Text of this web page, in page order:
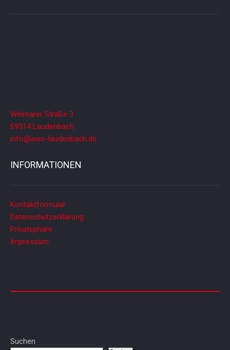
Weimarer Straße 3
69514 Laudenbach
info@awo-laudenbach.de
INFORMATIONEN
Kontaktformular
Datenschutzerklärung
Privatsphäre
Impressum
Suchen